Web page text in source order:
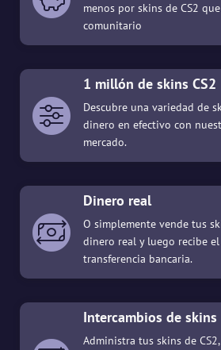
menos por skins de CS2
comunitario
1 millón de skins CS2
Descubre una variedad de
dinero en efectivo con
mercado.
Dinero real
O simplemente vende tus
dinero real y luego recibe
transferencia bancaria.
Intercambios de skins
Administra tus skins de